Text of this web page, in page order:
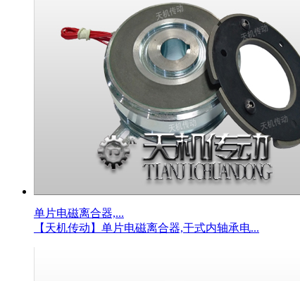
单片电磁离合器,...
【天机传动】单片电磁离合器,干式内轴承电...